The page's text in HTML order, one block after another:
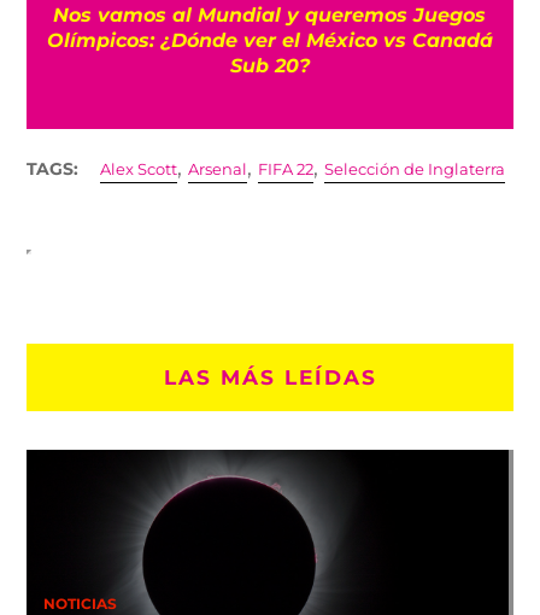
Nos vamos al Mundial y queremos Juegos
Olímpicos: ¿Dónde ver el México vs Canadá
Sub 20?
TAGS: Alex Scott,Arsenal, FIFA 22,Selección de Inglaterra
LAS MÁS LEÍDAS
NOTICIAS